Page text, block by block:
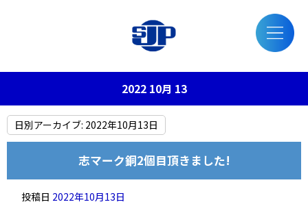
2022 10月 13
日別アーカイブ: 2022年10月13日
志マーク銅2個目頂きました!
投稿日 2022年10月13日